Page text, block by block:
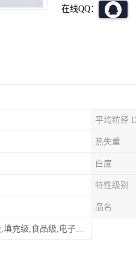
在线QQ：
平均粒径
热失重
白度
特性级别
品名
运动器材,通用级,薄膜级,填充级,食品级,电子电器部件